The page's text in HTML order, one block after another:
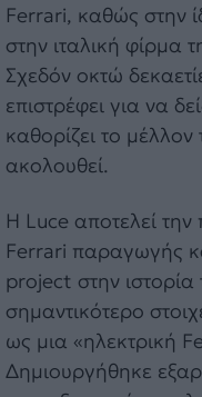
Ferrari, καθώς στην
στην ιταλική φίρμα
Σχεδόν οκτώ
επιστρέφει για να
καθορίζει το μέλλον
ακολουθεί.
Η Luce αποτελεί
Ferrari παραγωγής
project στην ιστορία
σημαντικότερο
ως μια «ηλεκτρική
Δημιουργήθηκε